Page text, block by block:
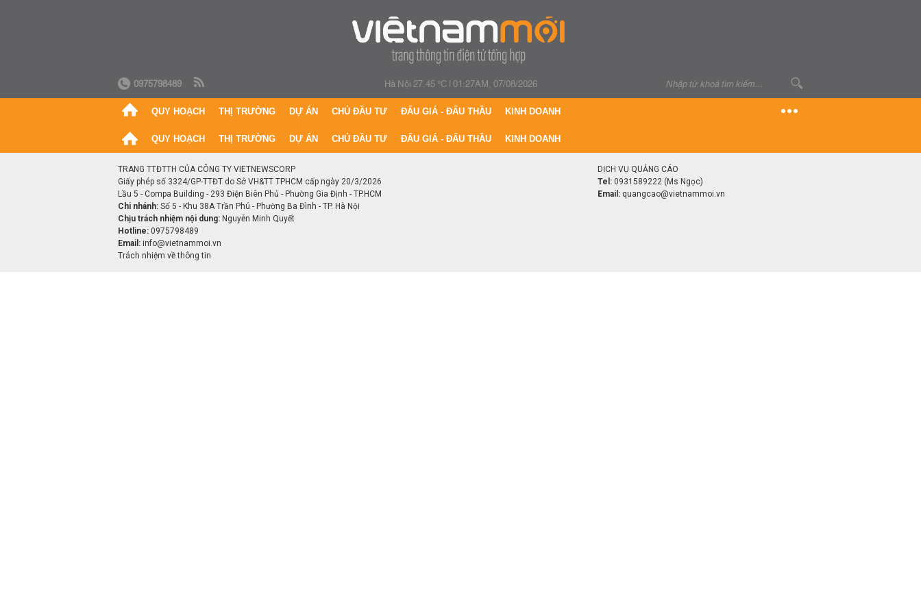
0975798489 Hà Nội 27.45 °C|01:27AM, 07/08/2026
QUY HOẠCH THỊ TRƯỜNG DỰ ÁN CHỦ ĐẦU TƯ ĐẤU GIÁ - ĐẤU THẦU KINH DOANH
QUY HOẠCH THỊ TRƯỜNG DỰ ÁN CHỦ ĐẦU TƯ ĐẤU GIÁ - ĐẤU THẦU KINH DOANH
TRANG TTĐTTH CỦA CÔNG TY VIETNEWSCORP
Giấy phép số 3324/GP-TTĐT do Sở VH&TT TPHCM cấp ngày 20/3/2026
Lầu 5 - Compa Building - 293 Điện Biên Phủ - Phường Gia Định - TP.HCM
Chi nhánh: Số 5 - Khu 38A Trần Phú - Phường Ba Đình - TP. Hà Nội
Chịu trách nhiệm nội dung: Nguyễn Minh Quyết
Hotline: 0975798489
Email: info@vietnammoi.vn
Trách nhiệm về thông tin
DỊCH VỤ QUẢNG CÁO
Tel: 0931589222 (Ms Ngọc)
Email: quangcao@vietnammoi.vn